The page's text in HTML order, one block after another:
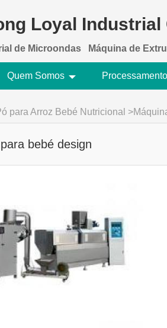
Loyal Industrial
de Microondas Máquina de
Quem Somos
para Arroz Bebé Nutricional >Máquina de comida
bebé design